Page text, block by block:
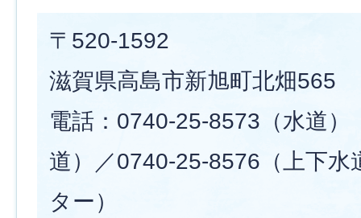
〒520-1592
滋賀県高島市新旭町北畑565
電話：0740-25-8573（水道）
道）／0740-25-8576（上下水
ター）